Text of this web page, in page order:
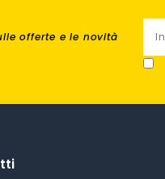
offerte e le novità